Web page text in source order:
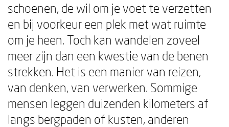
schoenen, de wil om je voet te verzetten
en bij voorkeur een plek met wat ruimte
om je heen. Toch kan wandelen zoveel
meer zijn dan een kwestie van de benen
strekken. Het is een manier van reizen,
van denken, van verwerken. Sommige
mensen leggen duizenden kilometers af
langs bergpaden of kusten, anderen